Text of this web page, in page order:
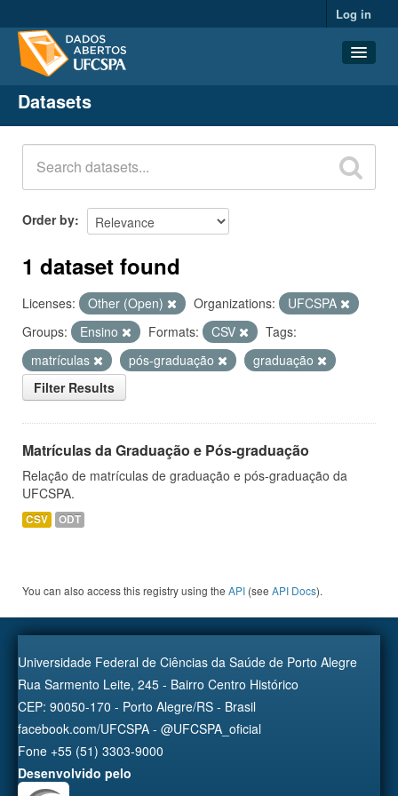
Log in
Datasets
Organizations
Groups
About
Datasets
Order by
1 dataset found
Licenses: Other (Open) Organizations:
UFCSPA
Groups:
Ensino Formats: CSV
Tags:
matrículas
pós-graduação
graduação
Filter Results
Matrículas da Graduação e Pós-graduação
Relação de matrículas de graduação e pós-graduação da
UFCSPA.
CSV ODT
You can also access this registry using the API (see API Docs).
Universidade Federal de Ciências da Saúde de Porto Alegre
Rua Sarmento Leite, 245 - Bairro Centro Histórico
CEP: 90050-170 - Porto Alegre/RS - Brasil
facebook.com/UFCSPA - @UFCSPA_oficial
Fone +55 (51) 3303-9000
Desenvolvido pelo